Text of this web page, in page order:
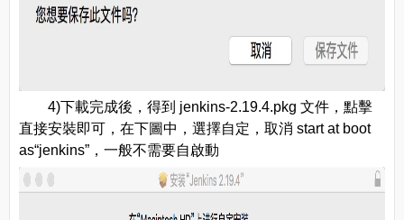
4)下載完成後，得到 jenkins-2.19.4.pkg 文件，點擊
直接安裝即可，在下圖中，選擇自定，取消 start at boot
as“jenkins”，一般不需要自啟動